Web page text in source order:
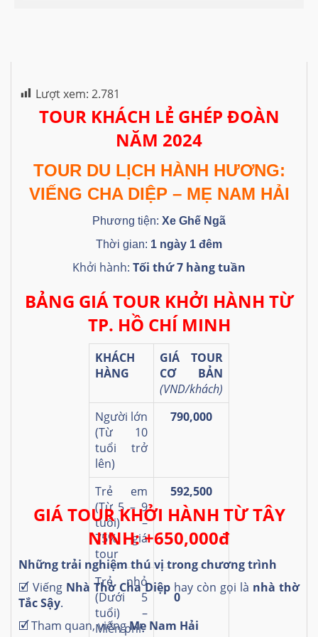
Lượt xem: 2.781
TOUR KHÁCH LẺ GHÉP ĐOÀN
NĂM 2024
TOUR DU LỊCH HÀNH HƯƠNG:
VIẾNG CHA DIỆP – MẸ NAM HẢI
Phương tiện: Xe Ghế Ngã
Thời gian: 1 ngày 1 đêm
Khởi hành: Tối thứ 7 hàng tuần
BẢNG GIÁ TOUR KHỞI HÀNH TỪ
TP. HỒ CHÍ MINH
KHÁCH
HÀNG
GIÁ TOUR
CƠ BẢN
(VND/khách)
Người lớn
(Từ 10
tuổi trở
lên)
790,000
Trẻ em
(Từ 5 – 9
tuổi) –
75% giá
tour
592,500
Trẻ nhỏ
(Dưới 5
tuổi) –
Miễn phí
0
GIÁ TOUR KHỞI HÀNH TỪ TÂY
NINH: +650,000đ
Những trải nghiệm thú vị trong chương trình
🗹 Viếng Nhà Thờ Cha Diệp hay còn gọi là nhà thờ
Tắc Sậy.
🗹Tham quan, viếngMẹ Nam Hải